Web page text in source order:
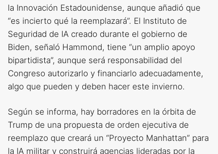
la Innovación Estadounidense, aunque añadió que
“es incierto qué la reemplazará”. El Instituto de
Seguridad de IA creado durante el gobierno de
Biden, señaló Hammond, tiene “un amplio apoyo
bipartidista”, aunque será responsabilidad del
Congreso autorizarlo y financiarlo adecuadamente,
algo que pueden y deben hacer este invierno.
Según se informa, hay borradores en la órbita de
Trump de una propuesta de orden ejecutiva de
reemplazo que creará un “Proyecto Manhattan” para
la IA militar y construirá agencias lideradas por la